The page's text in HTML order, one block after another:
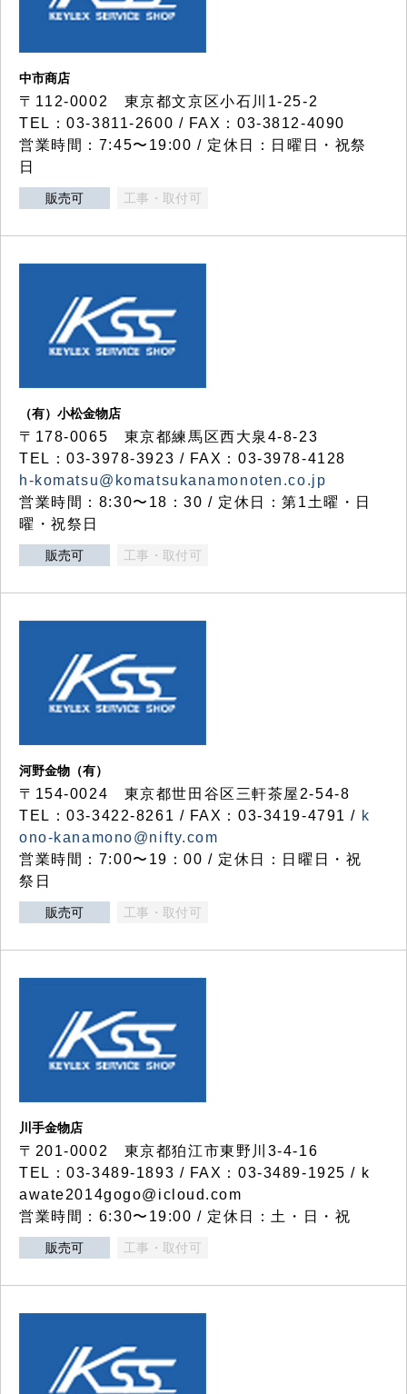
中市商店
〒112-0002 東京都文京区小石川1-25-2
TEL：03-3811-2600 / FAX：03-3812-4090
営業時間：7:45〜19:00 / 定休日：日曜日・祝祭
日
販売可 工事・取付可
（有）小松金物店
〒178-0065 東京都練馬区西大泉4-8-23
TEL：03-3978-3923 / FAX：03-3978-4128
h-komatsu@komatsukanamonoten.co.jp
営業時間：8:30〜18：30 / 定休日：第1土曜・日
曜・祝祭日
販売可 工事・取付可
河野金物（有）
〒154-0024 東京都世田谷区三軒茶屋2-54-8
TEL：03-3422-8261 / FAX：03-3419-4791 / k
ono-kanamono@nifty.com
営業時間：7:00〜19：00 / 定休日：日曜日・祝
祭日
販売可 工事・取付可
川手金物店
〒201-0002 東京都狛江市東野川3-4-16
TEL：03-3489-1893 / FAX：03-3489-1925 / k
awate2014gogo@icloud.com
営業時間：6:30〜19:00 / 定休日：土・日・祝
販売可 工事・取付可